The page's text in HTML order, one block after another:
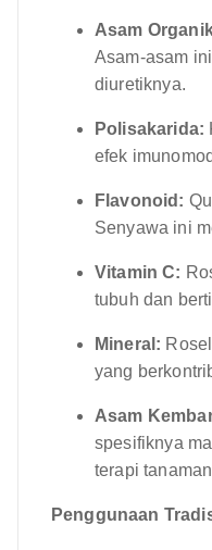
Asam
Asam-asam
diuretiknya.
Polisakarida:
efek
Flavonoid:
Senyawa ini
Vitamin C:
tubuh dan
Mineral:
yang
Asam
spesifiknya
terapi
Penggunaan